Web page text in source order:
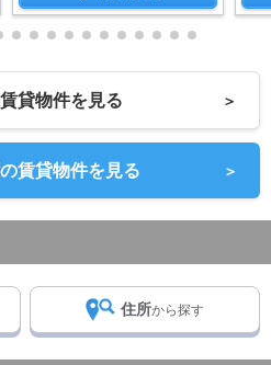
貸物件を見る ＞
賃貸物件を見る ＞
住所から探す